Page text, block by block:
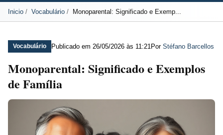
Inicio Vocabulário Monoparental: Significado e Exemp...
Vocabulário Publicado em 26/05/2026 às 11:21 Por Stéfano Barcellos
Monoparental: Significado e Exemplos
de Família